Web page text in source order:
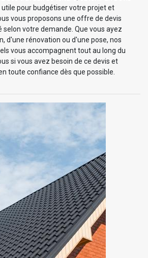
pour budgétiser votre projet et
vous proposons une offre de devis
votre demande. Que vous ayez
d'une rénovation ou d'une pose, nos
vous accompagnent tout au long du
si vous avez besoin de ce devis et
toute confiance dès que possible.